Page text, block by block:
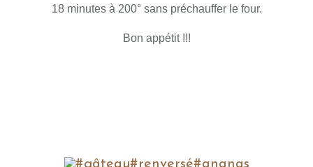
18 minutes à 200° sans préchauffer le four.
Bon appétit !!!